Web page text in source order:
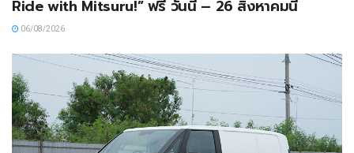
Ride with Mitsuru!” ฟรี วันนี้ – 26 สิงหาคมนี้
06/08/2026